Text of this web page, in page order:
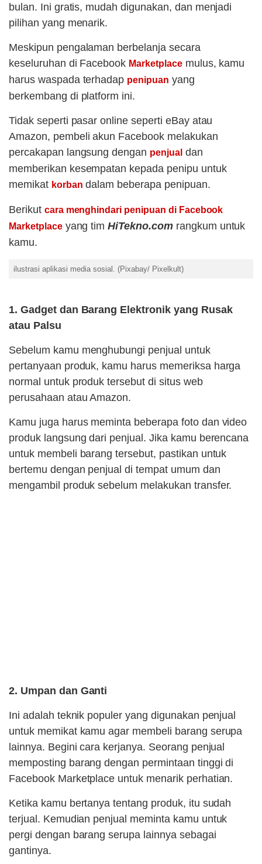
bulan. Ini gratis, mudah digunakan, dan menjadi
pilihan yang menarik.
Meskipun pengalaman berbelanja secara
keseluruhan di Facebook Marketplacemulus, kamu
harus waspada terhadap penipuan yang
berkembang di platform ini.
Tidak seperti pasar online seperti eBay atau
Amazon, pembeli akun Facebook melakukan
percakapan langsung dengan penjual dan
memberikan kesempatan kepada penipu untuk
memikat korban dalam beberapa penipuan.
Berikut cara menghindari penipuan di Facebook
Marketplaceyang timHiTekno.comrangkum untuk
kamu.
ilustrasi aplikasi media sosial. (Pixabay/ Pixelkult)
1. Gadget dan Barang Elektronik yang Rusak
atau Palsu
Sebelum kamu menghubungi penjual untuk
pertanyaan produk, kamu harus memeriksa harga
normal untuk produk tersebut di situs web
perusahaan atau Amazon.
Kamu juga harus meminta beberapa foto dan video
produk langsung dari penjual. Jika kamu berencana
untuk membeli barang tersebut, pastikan untuk
bertemu dengan penjual di tempat umum dan
mengambil produk sebelum melakukan transfer.
2. Umpan dan Ganti
Ini adalah teknik populer yang digunakan penjual
untuk memikat kamu agar membeli barang serupa
lainnya. Begini cara kerjanya. Seorang penjual
memposting barang dengan permintaan tinggi di
Facebook Marketplace untuk menarik perhatian.
Ketika kamu bertanya tentang produk, itu sudah
terjual. Kemudian penjual meminta kamu untuk
pergi dengan barang serupa lainnya sebagai
gantinya.